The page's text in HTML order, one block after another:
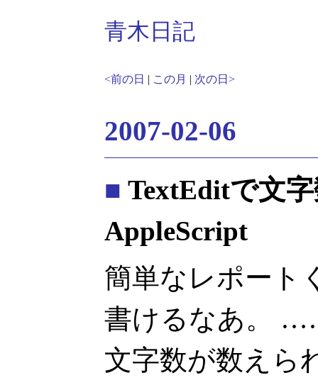
青木日記
<前の日 | この月 | 次の日>
2007-02-06
■ TextEditで文
AppleScript
簡単なレポート
書けるなあ。
文字数が数えら